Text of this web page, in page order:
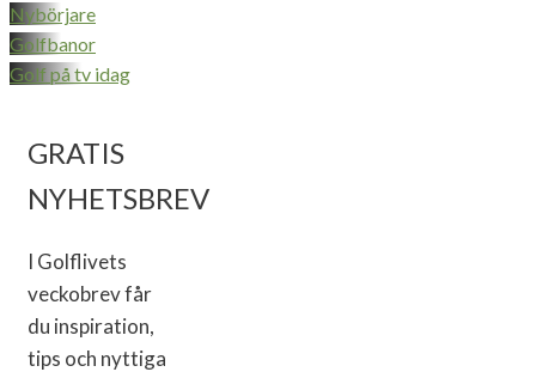
Nybörjare
Golfbanor
Golf på tv idag
GRATIS
NYHETSBREV
I Golflivets
veckobrev får
du inspiration,
tips och nyttiga